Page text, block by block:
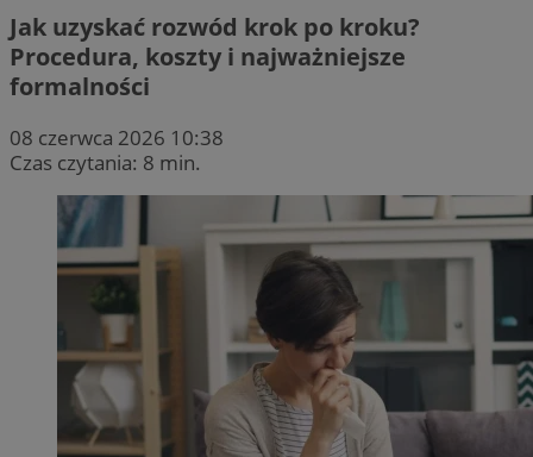
Jak uzyskać rozwód krok po kroku?
Procedura, koszty i najważniejsze
formalności
08 czerwca 2026 10:38
Czas czytania: 8 min.